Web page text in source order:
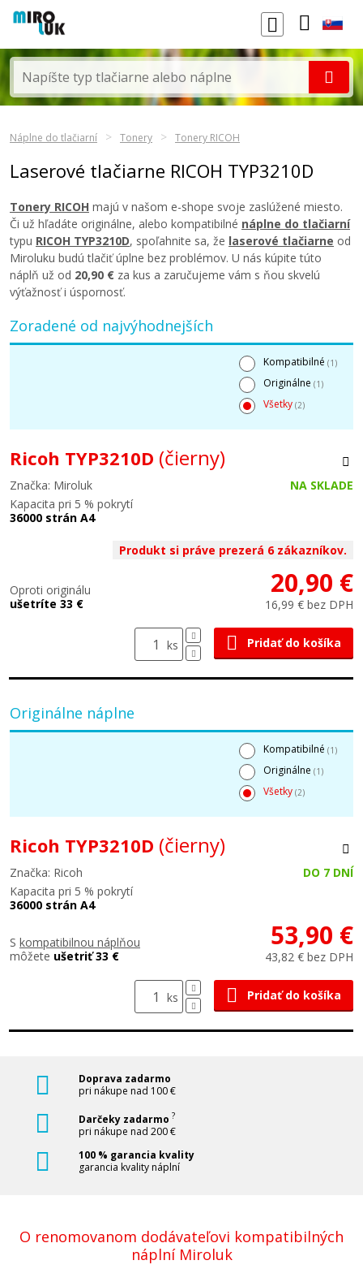
Náplne do tlačiarní Tonery Tonery RICOH
Laserové tlačiarne RICOH TYP3210D
Tonery RICOH majú v našom e-shope svoje zaslúžené miesto.
Či už hľadáte originálne, alebo kompatibilné náplne do tlačiarní
typu RICOH TYP3210D, spoľahnite sa, že laserové tlačiarne od
Miroluku budú tlačiť úplne bez problémov. U nás kúpite túto
náplň už od 20,90 € za kus a zaručujeme vám s ňou skvelú
výťažnosť i úspornosť.
Zoradené od najvýhodnejších
Kompatibilné (1)
Originálne (1)
Všetky (2)
Ricoh TYP3210D (čierny)
Značka: Miroluk
NA SKLADE
Kapacita pri 5 % pokrytí
36000 strán A4
Produkt si práve prezerá 6 zákazníkov.
Oproti originálu
ušetríte 33 €
20,90 €
16,99 € bez DPH
ks Pridať do košíka
Originálne náplne
Kompatibilné (1)
Originálne (1)
Všetky (2)
Ricoh TYP3210D (čierny)
Značka: Ricoh
DO 7 DNÍ
Kapacita pri 5 % pokrytí
36000 strán A4
S kompatibilnou náplňou
môžete ušetriť 33 €
53,90 €
43,82 € bez DPH
ks Pridať do košíka
Doprava zadarmo
pri nákupe nad 100 €
Darčeky zadarmo ?
pri nákupe nad 200 €
100 % garancia kvality
garancia kvality náplní
O renomovanom dodávateľovi kompatibilných
náplní Miroluk